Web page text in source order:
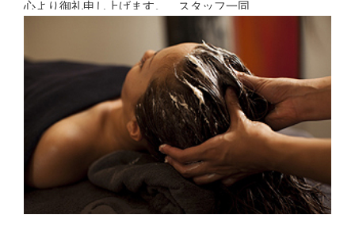
心より御礼申し上げます。 スタッフ一同